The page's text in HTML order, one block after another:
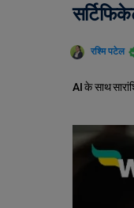
रश्मि पटेल
AI के साथ